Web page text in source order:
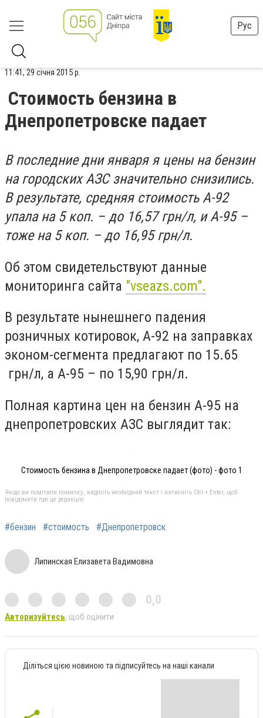
Рус
11:41, 29 січня 2015 р.
Стоимость бензина в
Днепропетровске падает
В последние дни января я цены на бензин
на городских АЗС значительно снизились.
В результате, средняя стоимость А-92
упала на 5 коп. – до 16,57 грн/л, и А-95 –
тоже на 5 коп. – до 16,95 грн/л.
Об этом свидетельствуют данные
мониторинга сайта "vseazs.com".
В результате нынешнего падения
розничных котировок, А-92 на заправках
эконом-сегмента предлагают по 15.65
грн/л, а А-95 – по 15,90 грн/л.
Полная картина цен на бензин А-95 на
днепропетровских АЗС выглядит так:
Стоимость бензина в Днепропетровске падает (фото) - фото 1
Якщо ви помітили помилку, виділіть необхідний текст і натисніть Ctrl + Enter, щоб
повідомити про це редакцію
#бензин #стоимость #Днепропетровск
Липинская Елизавета Вадимовна
0,0
Авторизуйтесь, щоб оцінити
Діліться цією новиною та підписуйтесь на наші канали